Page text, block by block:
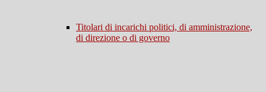
Titolari di incarichi politici, di amministrazione,
di direzione o di governo